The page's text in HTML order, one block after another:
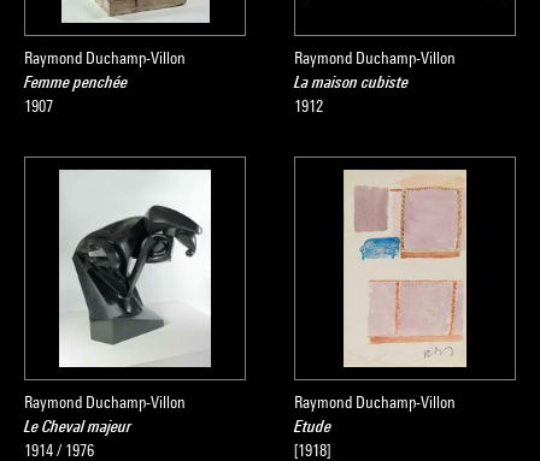
Raymond Duchamp-Villon
Femme penchée
1907
Raymond Duchamp-Villon
La maison cubiste
1912
Raymond Duchamp-Villon
Le Cheval majeur
1914 / 1976
Raymond Duchamp-Villon
Etude
[1918]